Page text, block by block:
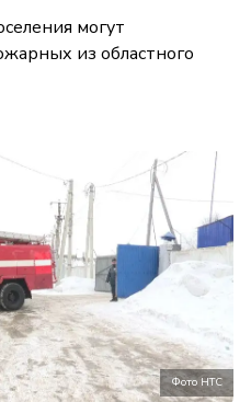
могут
из областного
Фото НТС